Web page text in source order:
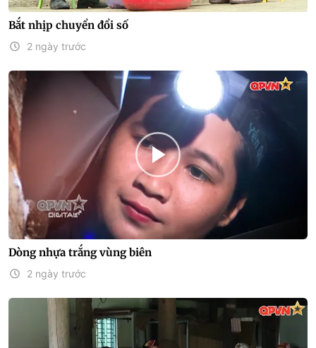
Bắt nhịp chuyển đổi số
2 ngày trước
Dòng nhựa trắng vùng biên
2 ngày trước